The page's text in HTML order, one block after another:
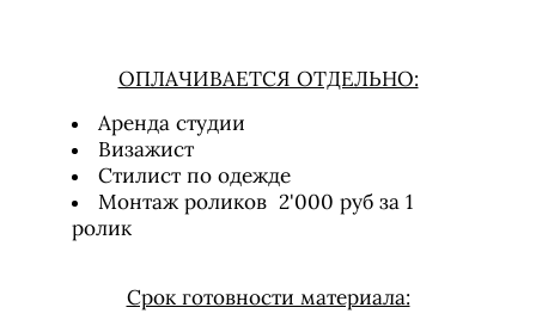
ОПЛАЧИВАЕТСЯ ОТДЕЛЬНО:
Аренда студии
Визажист
Стилист по одежде
Монтаж роликов 2'000 руб за 1
ролик
Срок готовности материала: